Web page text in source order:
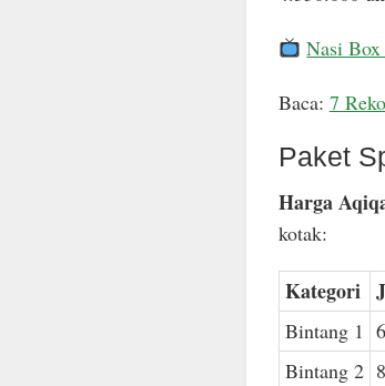
Nasi
Baca: 7
Paket
Harga
kotak:
Kategori
Bintang 1
Bintang 2